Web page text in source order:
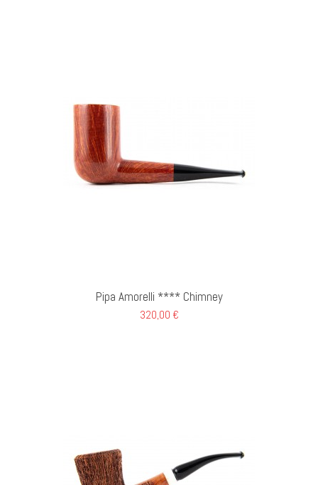
Pipa Amorelli **** Chimney
320,00 €